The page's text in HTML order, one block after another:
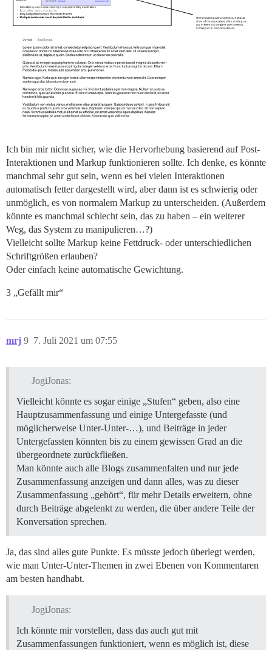
Ich bin mir nicht sicher, wie die Hervorhebung basierend auf Post-
Interaktionen und Markup funktionieren sollte. Ich denke, es könnte
manchmal sehr gut sein, wenn es bei vielen Interaktionen
automatisch fetter dargestellt wird, aber dann ist es schwierig oder
unmöglich, es von normalem Markup zu unterscheiden. (Außerdem
könnte es manchmal schlecht sein, das zu haben – ein weiterer
Weg, das System zu manipulieren…?)
Vielleicht sollte Markup keine Fettdruck- oder unterschiedlichen
Schriftgrößen erlauben?
Oder einfach keine automatische Gewichtung.
3 „Gefällt mir“
mrj 7. Juli 2021 um 07:55
9
JogiJonas:
Vielleicht könnte es sogar einige „Stufen“ geben, also eine
Hauptzusammenfassung und einige Untergefasste (und
möglicherweise Unter-Unter-…), und Beiträge in jeder
Untergefassten könnten bis zu einem gewissen Grad an die
übergeordnete zurückfließen.
Man könnte auch alle Blogs zusammenfalten und nur jede
Zusammenfassung anzeigen und dann alles, was zu dieser
Zusammenfassung „gehört“, für mehr Details erweitern, ohne
durch Beiträge abgelenkt zu werden, die über andere Teile der
Konversation sprechen.
Ja, das sind alles gute Punkte. Es müsste jedoch überlegt werden,
wie man Unter-Unter-Themen in zwei Ebenen von Kommentaren
am besten handhabt.
JogiJonas:
Ich könnte mir vorstellen, dass das auch gut mit
Zusammenfassungen funktioniert, wenn es möglich ist, diese